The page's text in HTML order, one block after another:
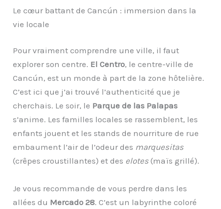
Le cœur battant de Cancún : immersion dans la
vie locale
Pour vraiment comprendre une ville, il faut
explorer son centre. El Centro, le centre-ville de
Cancún, est un monde à part de la zone hôtelière.
C’est ici que j’ai trouvé l’authenticité que je
cherchais. Le soir, le Parque de las Palapas
s’anime. Les familles locales se rassemblent, les
enfants jouent et les stands de nourriture de rue
embaument l’air de l’odeur des marquesitas
(crêpes croustillantes) et des elotes (maïs grillé).
Je vous recommande de vous perdre dans les
allées du Mercado 28. C’est un labyrinthe coloré